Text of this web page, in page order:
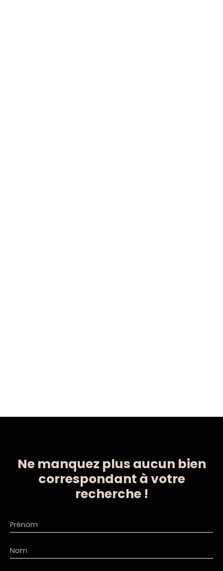
Ne manquez plus aucun bien
correspondant à votre
recherche !
Prénom
Nom